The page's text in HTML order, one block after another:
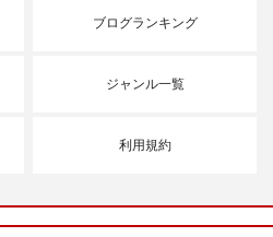
ブログランキング
ジャンル一覧
利用規約